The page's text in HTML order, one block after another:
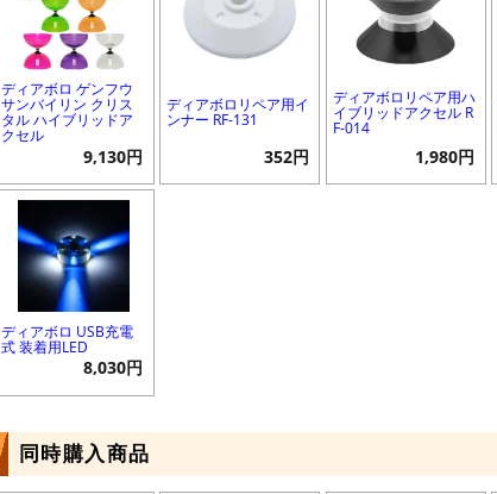
ディアボロ ゲンフウ
サンバイリン クリス
タル ハイブリッドア
クセル
9,130円
ディアボロリペア用イ
ンナー RF-131
352円
ディアボロリペア用ハ
イブリッドアクセル R
F-014
1,980円
ディアボロ USB充電
式 装着用LED
8,030円
同時購入商品